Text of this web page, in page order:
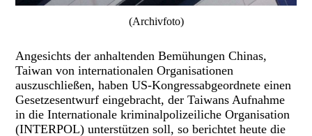
(Archivfoto)
Angesichts der anhaltenden Bemühungen Chinas,
Taiwan von internationalen Organisationen
auszuschließen, haben US-Kongressabgeordnete einen
Gesetzesentwurf eingebracht, der Taiwans Aufnahme
in die Internationale kriminalpolizeiliche Organisation
(INTERPOL) unterstützen soll, so berichtet heute die